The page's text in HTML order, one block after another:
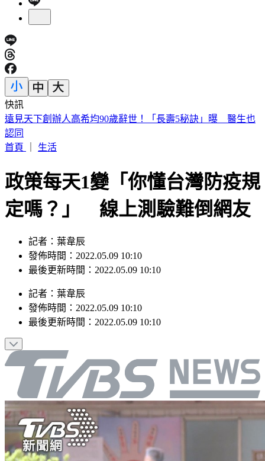
快訊
美股開盤／聯準會升息疑慮意外減緩！標普、那指「雙開高」
首頁
政策每天1變「你懂台灣防疫規
定嗎？」 線上測驗難倒網友
發佈時間：2022.05.09 10:10
最後更新時間：2022.05.09 10:10
發佈時間：2022.05.09 10:10
最後更新時間：2022.05.09 10:10